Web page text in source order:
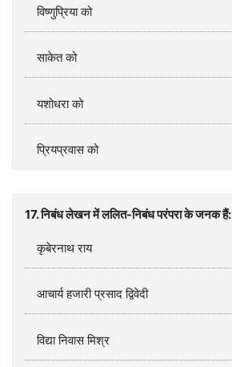
विष्णुप्रिया को
साकेत को
यशोधरा को
प्रियप्रवास को
17. निबंध लेखन में ललित-निबंध परंपरा के जनक हैं:
कृबेरनाथ राय
आचार्य हजारी प्रसाद द्विवेदी
विद्या निवास मिश्र